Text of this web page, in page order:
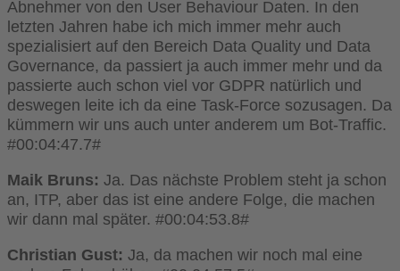
Abnehmer von den User Behaviour Daten. In den
letzten Jahren habe ich mich immer mehr auch
spezialisiert auf den Bereich Data Quality und Data
Governance, da passiert ja auch immer mehr und da
passierte auch schon viel vor GDPR natürlich und
deswegen leite ich da eine Task-Force sozusagen. Da
kümmern wir uns auch unter anderem um Bot-Traffic.
#00:04:47.7#
Maik Bruns: Ja. Das nächste Problem steht ja schon
an, ITP, aber das ist eine andere Folge, die machen
wir dann mal später. #00:04:53.8#
Christian Gust: Ja, da machen wir noch mal eine